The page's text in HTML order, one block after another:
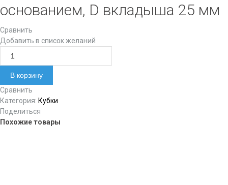
основанием, D вкладыша 25 мм
Сравнить
Добавить в список желаний
В корзину
Сравнить
Категория: Кубки
Поделиться
Похожие товары